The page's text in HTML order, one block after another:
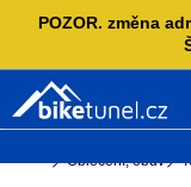
POZOR. změna
Domů
Oblečení, obuv